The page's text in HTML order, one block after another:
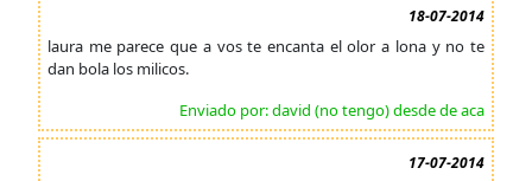
18-07-2014
laura me parece que a vos te encanta el olor a lona y no te
dan bola los milicos.
Enviado por: david (no tengo) desde de aca
17-07-2014